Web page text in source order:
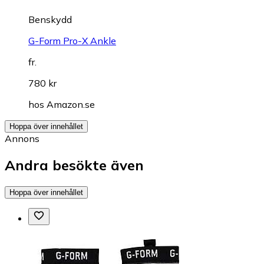
Benskydd
G-Form Pro-X Ankle
fr.
780 kr
hos Amazon.se
Hoppa över innehållet
Annons
Andra besökte även
Hoppa över innehållet